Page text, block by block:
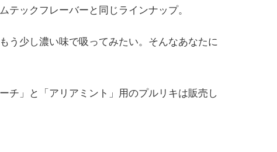
テックフレーバーと同じラインナップ。
う少し濃い味で吸ってみたい。そんなあなたに
チ」と「アリアミント」用のプルリキは販売し